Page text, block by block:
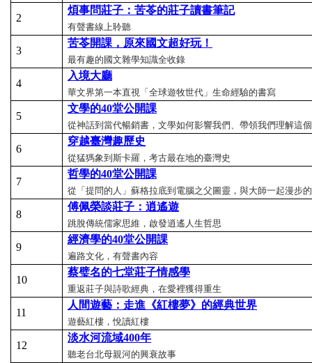
2
煩事問莊子：苦苓的莊子讀書筆記
有聲書線上聆聽
3
苦苓開課，原來國文超好玩！
最有趣的國文雜學知識全收錄
4
入境大廳
華文界第一本直視「全球遊牧世代」生命經驗的書寫
5
文學的40堂公開課
從神話到當代暢銷書，文學如何影響我們、帶領我們理解這
6
穿越臺灣趣歷史
從猛獁象到斯卡羅，考古最在地的臺灣史
7
哲學的40堂公開課
從「提問的人」蘇格拉底到電腦之父圖靈，與大師一起漫步
8
傅佩榮談莊子：逍遙遊
跳脫傳統儒家思維，啟發逍遙人生哲思
9
經濟學的40堂公開課
遍路文化，有聲書內容
10
蔡璧名的七堂莊子情感學
重返莊子與詩歌經典，在愛裡獲得重生
11
人間遊藝：走進《紅樓夢》的經典世界
遊藝紅樓，悅讀紅樓
12
淡水河流域400年
聽老台北母親河的興衰故事